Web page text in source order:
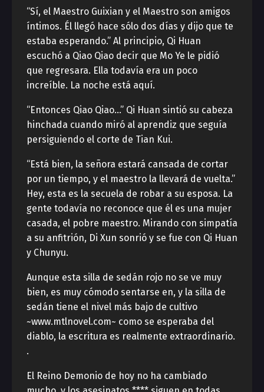
“Sí, el Maestro Guixian y el Maestro son amigos
íntimos. Él llegó hace sólo dos días y dijo que te
estaba esperando.” Al principio, Qi Huan
escuchó a Qiao Qiao decir que Mo Ye le pidió
que regresara. Ella todavía era un poco
increíble. La noche está aquí.
“Entonces Qiao Qiao…” Qi Huan sintió su cabeza
hinchada cuando miró al aprendiz que seguía
persiguiendo el corte de Tian Kui.
“Está bien, la señora estará cansada de cortar
por un tiempo, y el maestro la llevará de vuelta.”
Hey, esta es la secuela de robar a su esposa. La
gente todavía no reconoce que él es una mujer
casada, el pobre maestro. Mirando con simpatía
a su anfitrión, Di Xun sonrió y se fue con Qi Huan
y Chunyu.
Aunque esta silla de sedán rojo no se ve muy
bien, es muy cómodo sentarse en, y la silla de
sedán tiene el nivel más bajo de cultivo
~www.mtlnovel.com~ como se esperaba del
diablo, la escritura es realmente extraordinario.
.
El Reino Demonio de hoy no ha cambiado